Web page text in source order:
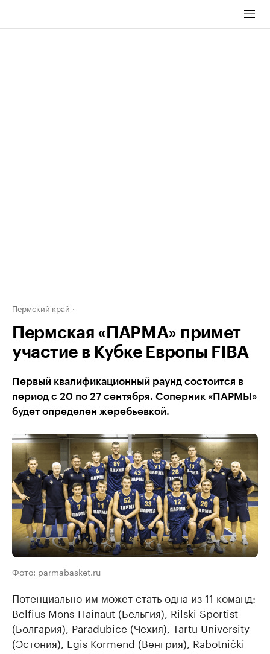
Пермский край
Пермская «ПАРМА» примет
участие в Кубке Европы FIBA
Первый квалификационный раунд состоится в
период с 20 по 27 сентября. Соперник «ПАРМЫ»
будет определен жеребьевкой.
Фото: parmabasket.ru
Потенциально им может стать одна из 11 команд:
Belfius Mons-Hainaut (Бельгия), Rilski Sportist
(Болгария), Paradubice (Чехия), Tartu University
(Эстония), Egis Kormend (Венгрия), Rabotnički